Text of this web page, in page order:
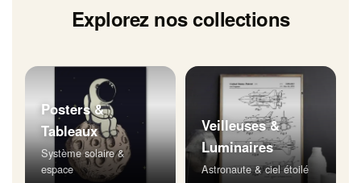
Explorez nos collections
Posters &
Tableaux
Système solaire &
espace
Veilleuses &
Luminaires
Astronaute & ciel étoilé